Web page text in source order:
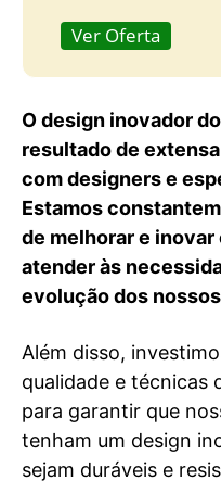
Ver Oferta
O design inovador
resultado de
com designers e
Estamos
de melhorar e
atender às
evolução dos
Além disso,
qualidade e técnicas
para garantir que
tenham um design
sejam duráveis e